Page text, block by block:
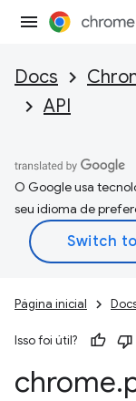
Docs
API
O Google usa
seu idioma de
Página inicial
Isso foi útil?
chrome.